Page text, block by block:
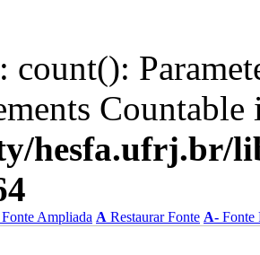
: count():
Countable
hesfa.ufrj.br/
Fonte Ampliada A Restaurar Fonte A- Fonte